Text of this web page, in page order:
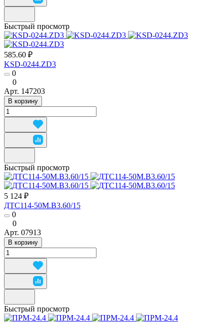
Быстрый просмотр
585.60 ₽
KSD-0244.ZD3
0
0
Арт. 147203
В корзину
Быстрый просмотр
5 124 ₽
ДТС114-50М.В3.60/15
0
0
Арт. 07913
В корзину
Быстрый просмотр